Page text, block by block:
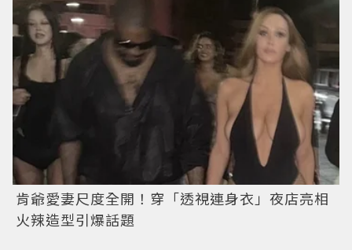
肯爺愛妻尺度全開！穿「透視連身衣」夜店亮相
火辣造型引爆話題